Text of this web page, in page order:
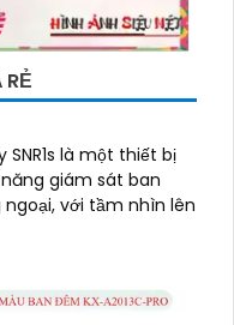
SNR1s là một thiết bị
giám sát ban
với tầm nhìn lên